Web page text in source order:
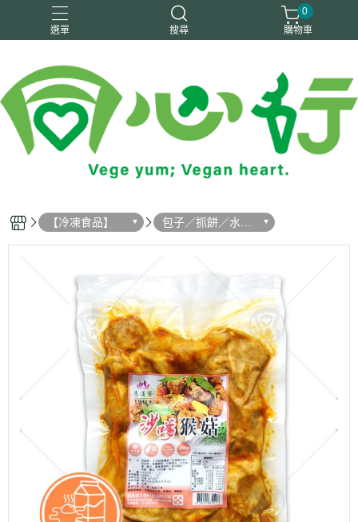
選單 搜尋
純素 素火腿 素香鬆 豆製品 零嘴／飲品
0
購物車
【冷凍食品】
包子／抓餅／水餃
／加熱即食